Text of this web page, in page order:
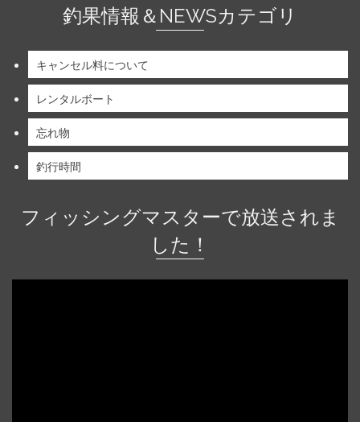
釣果情報＆NEWSカテゴリ
キャンセル料について
レンタルボート
忘れ物
釣行時間
フィッシングマスターで放送されま
した！